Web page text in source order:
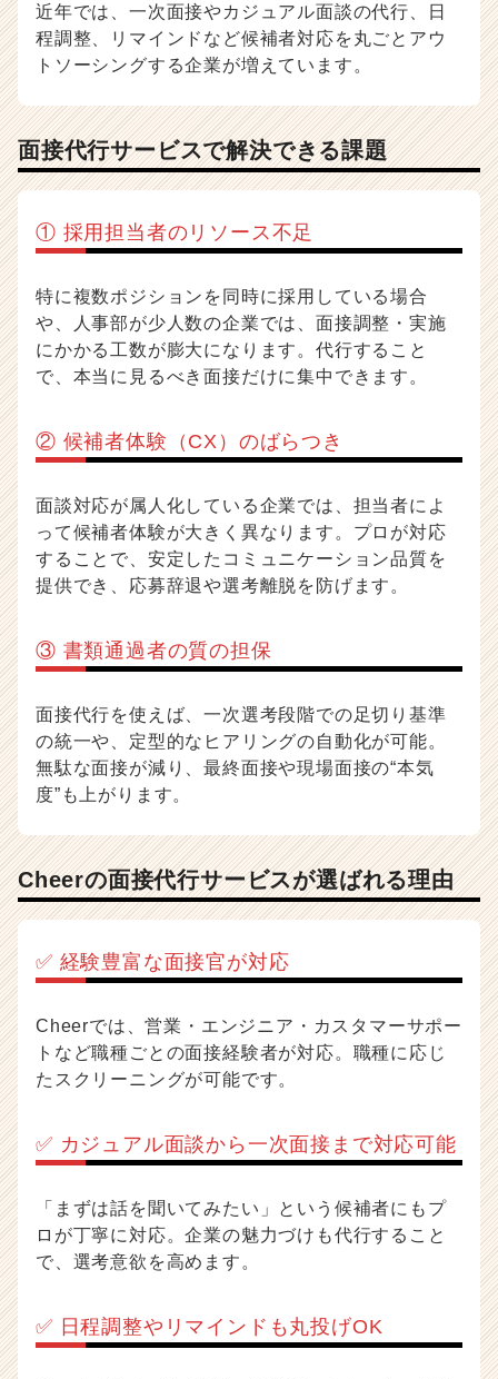
事
|
ベ
ー・
企
業
ら
ス
カ
ウ
届
く
活
サ
イ
ト
キ
ャ
ア
（C
r
a
r
e
r）
近年では、一次面接やカジュアル面談の代行、日
程調整、リマインドなど候補者対応を丸ごとアウ
トソーシングする企業が増えています。
面接代行サービスで解決できる課題
① 採用担当者のリソース不足
特に複数ポジションを同時に採用している場合
や、人事部が少人数の企業では、面接調整・実施
にかかる工数が膨大になります。代行すること
で、本当に見るべき面接だけに集中できます。
② 候補者体験（CX）のばらつき
面談対応が属人化している企業では、担当者によ
って候補者体験が大きく異なります。プロが対応
することで、安定したコミュニケーション品質を
提供でき、応募辞退や選考離脱を防げます。
③ 書類通過者の質の担保
面接代行を使えば、一次選考段階での足切り基準
の統一や、定型的なヒアリングの自動化が可能。
無駄な面接が減り、最終面接や現場面接の“本気
度”も上がります。
Cheerの面接代行サービスが選ばれる理由
✅ 経験豊富な面接官が対応
Cheerでは、営業・エンジニア・カスタマーサポー
トなど職種ごとの面接経験者が対応。職種に応じ
たスクリーニングが可能です。
✅ カジュアル面談から一次面接まで対応可能
「まずは話を聞いてみたい」という候補者にもプ
ロが丁寧に対応。企業の魅力づけも代行すること
で、選考意欲を高めます。
✅ 日程調整やリマインドも丸投げOK